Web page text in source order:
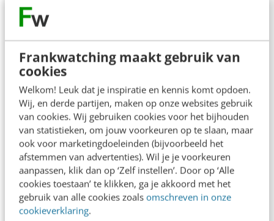
Frankwatching maakt gebruik van
cookies
Welkom! Leuk dat je inspiratie en kennis komt opdoen.
Wij, en derde partijen, maken op onze websites gebruik
van cookies. Wij gebruiken cookies voor het bijhouden
van statistieken, om jouw voorkeuren op te slaan, maar
ook voor marketingdoeleinden (bijvoorbeeld het
afstemmen van advertenties). Wil je je voorkeuren
aanpassen, klik dan op ‘Zelf instellen’. Door op ‘Alle
cookies toestaan’ te klikken, ga je akkoord met het
gebruik van alle cookies zoals omschreven in onze
cookieverklaring.
ONLINE MASTERCLASS
De nieuwe SEO- & GEO-
spelregels
In 2,5 uur van Google-first naar AI-first: zo wordt je